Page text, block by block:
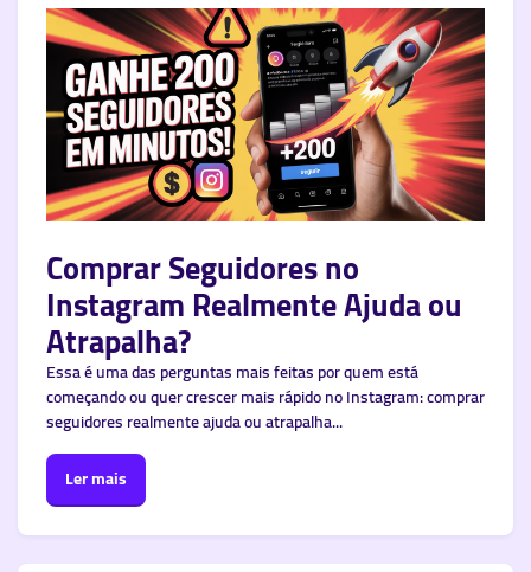
Comprar Seguidores no
Instagram Realmente Ajuda ou
Atrapalha?
Essa é uma das perguntas mais feitas por quem está
começando ou quer crescer mais rápido no Instagram: comprar
seguidores realmente ajuda ou atrapalha...
Ler mais